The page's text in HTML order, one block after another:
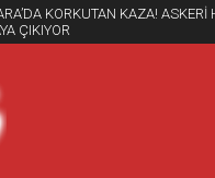
KORKUTAN KAZA!
ÇIKIYOR